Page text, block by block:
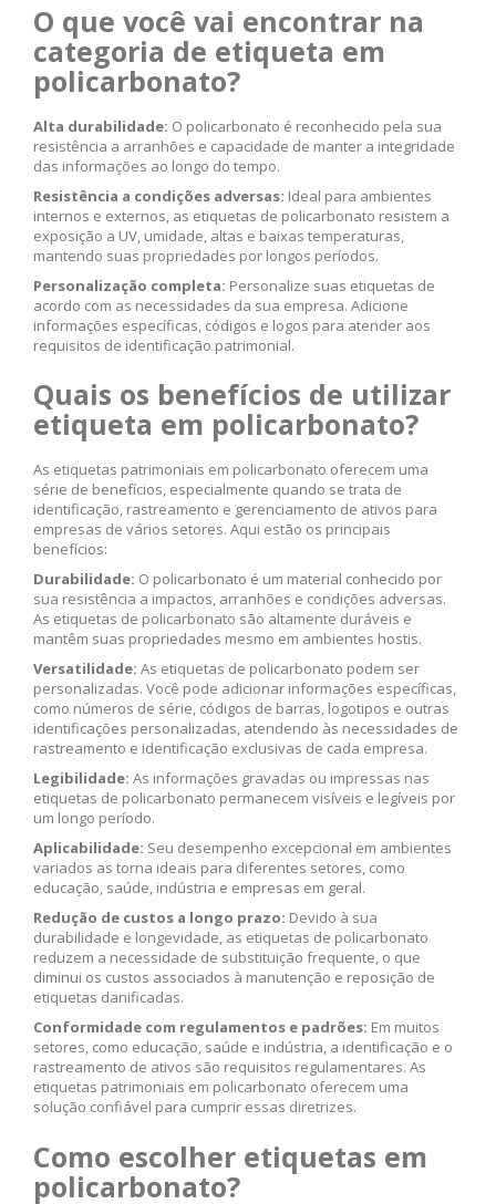
O que você vai encontrar na
categoria de etiqueta em
policarbonato?
Alta durabilidade: O policarbonato é reconhecido pela sua
resistência a arranhões e capacidade de manter a integridade
das informações ao longo do tempo.
Resistência a condições adversas: Ideal para ambientes
internos e externos, as etiquetas de policarbonato resistem a
exposição a UV, umidade, altas e baixas temperaturas,
mantendo suas propriedades por longos períodos.
Personalização completa: Personalize suas etiquetas de
acordo com as necessidades da sua empresa. Adicione
informações específicas, códigos e logos para atender aos
requisitos de identificação patrimonial.
Quais os benefícios de utilizar
etiqueta em policarbonato?
As etiquetas patrimoniais em policarbonato oferecem uma
série de benefícios, especialmente quando se trata de
identificação, rastreamento e gerenciamento de ativos para
empresas de vários setores. Aqui estão os principais
benefícios:
Durabilidade: O policarbonato é um material conhecido por
sua resistência a impactos, arranhões e condições adversas.
As etiquetas de policarbonato são altamente duráveis e
mantêm suas propriedades mesmo em ambientes hostis.
Versatilidade: As etiquetas de policarbonato podem ser
personalizadas. Você pode adicionar informações específicas,
como números de série, códigos de barras, logotipos e outras
identificações personalizadas, atendendo às necessidades de
rastreamento e identificação exclusivas de cada empresa.
Legibilidade: As informações gravadas ou impressas nas
etiquetas de policarbonato permanecem visíveis e legíveis por
um longo período.
Aplicabilidade: Seu desempenho excepcional em ambientes
variados as torna ideais para diferentes setores, como
educação, saúde, indústria e empresas em geral.
Redução de custos a longo prazo: Devido à sua
durabilidade e longevidade, as etiquetas de policarbonato
reduzem a necessidade de substituição frequente, o que
diminui os custos associados à manutenção e reposição de
etiquetas danificadas.
Conformidade com regulamentos e padrões: Em muitos
setores, como educação, saúde e indústria, a identificação e o
rastreamento de ativos são requisitos regulamentares. As
etiquetas patrimoniais em policarbonato oferecem uma
solução confiável para cumprir essas diretrizes.
Como escolher etiquetas em
policarbonato?